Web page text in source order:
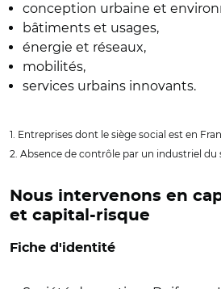
conception urbaine et
bâtiments et usages,
énergie et réseaux,
mobilités,
services urbains innovants.
1. Entreprises dont le siège social est en
2. Absence de contrôle par un industriel
Nous intervenons en
et capital-risque
Fiche d'identité